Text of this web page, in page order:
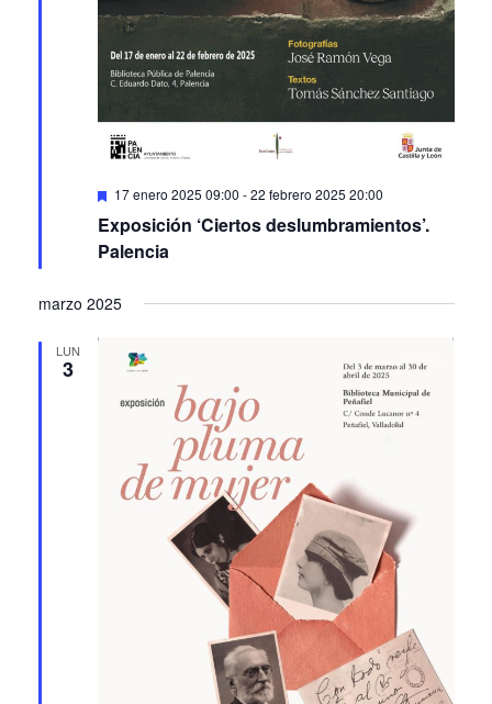
Featured
17 enero 2025 09:00 -22 febrero 2025 20:00
Exposición ‘Ciertos deslumbramientos’.
Palencia
marzo 2025
LUN
3